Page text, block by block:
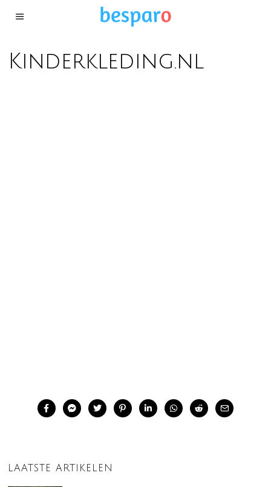
Kinderkleding.nl
LAATSTE ARTIKELEN